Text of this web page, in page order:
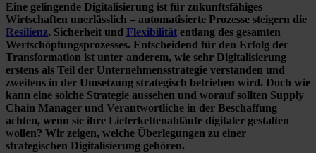
Eine gelingende Digitalisierung ist für zukunftsfähiges
Wirtschaften unerlässlich – automatisierte Prozesse steigern die
Resilienz, Sicherheit und Flexibilität entlang des gesamten
Wertschöpfungsprozesses. Entscheidend für den Erfolg der
Transformation ist unter anderem, wie sehr Digitalisierung
erstens als Teil der Unternehmensstrategie verstanden und
zweitens in der Umsetzung strategisch betrieben wird. Doch wie
kann eine solche Strategie aussehen und worauf sollten Supply
Chain Manager und Verantwortliche in der Beschaffung
achten, wenn sie ihre Lieferkettenabläufe digitaler gestalten
wollen? Wir zeigen, welche Überlegungen zu einer
strategischen Digitalisierung gehören.